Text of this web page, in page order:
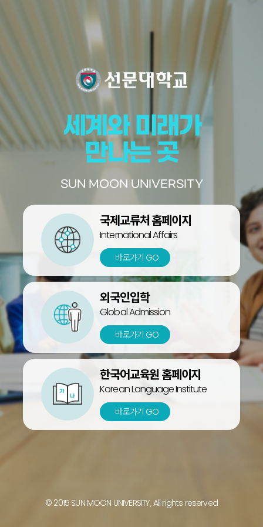
세계와 미래가
만나는 곳
SUN MOON UNIVERSITY
국제교류처 홈페이지
International Affairs
바로가기 GO
외국인입학
Global Admission
바로가기 GO
한국어교육원홈페이지
Korean Language Institute
바로가기 GO
© 2015 SUN MOON UNIVERSITY., All rights reserved